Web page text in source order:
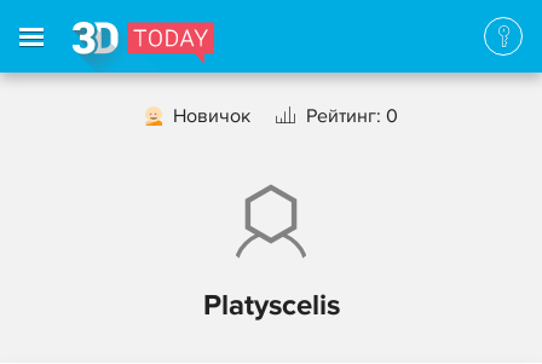
Новичок Рейтинг: 0
Platyscelis